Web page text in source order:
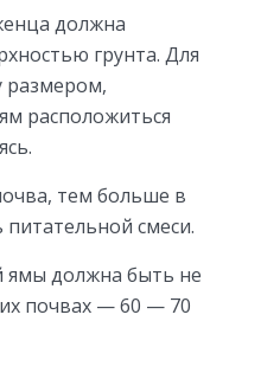
должна
грунта. Для
размером,
расположиться
тем больше в
смеси.
ямы должна быть не
почвах — 60 — 70